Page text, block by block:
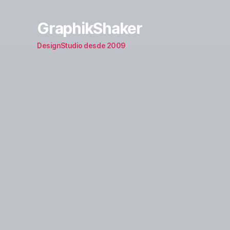
GraphikShaker
DesignStudio desde 2009